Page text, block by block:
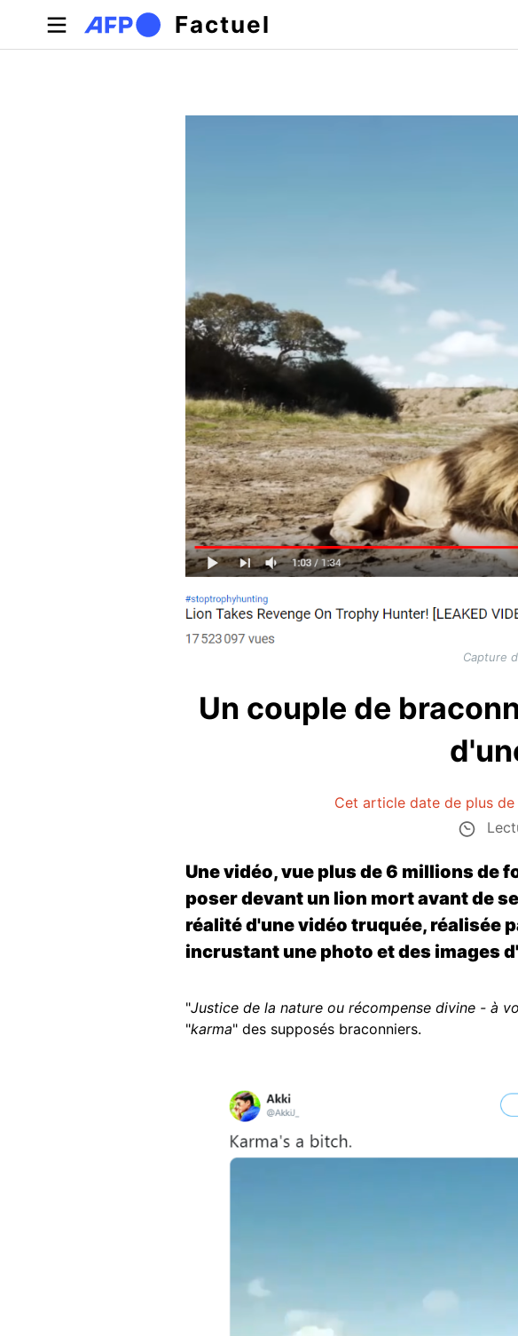
Aller au contenu principal
Factuel
Onglets principaux
Capture
Un couple de
Cet article date de plus de
Une vidéo, vue plus de 6 millions de
poser devant un lion mort avant de
réalité d'une vidéo truquée, réalisée
incrustant une photo et des images
"Justice de la nature ou récompense divine - à
"karma" des supposés braconniers.